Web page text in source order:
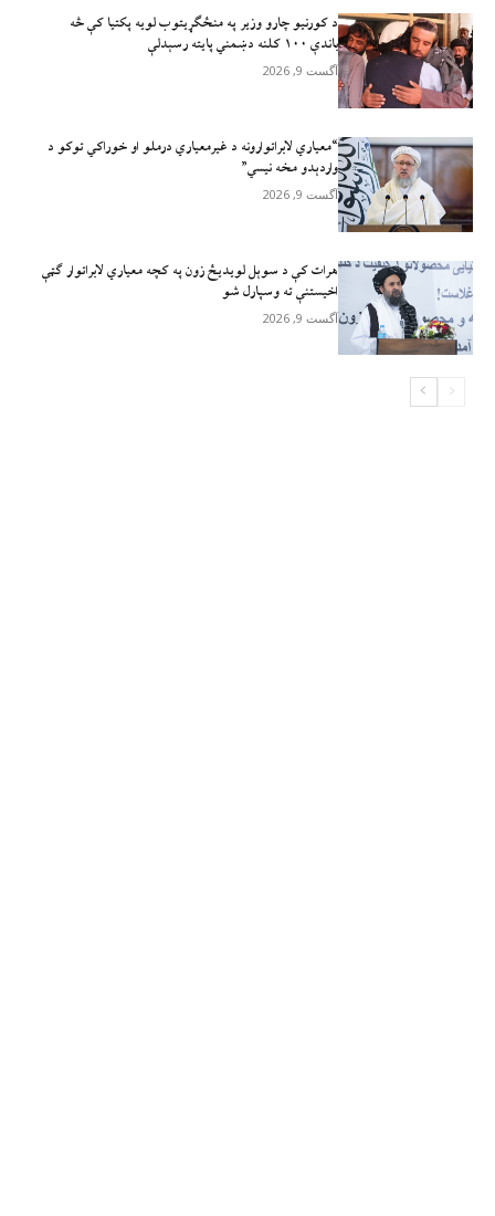
د کورنیو چارو وزیر په منځګړیتوب لویه پکتیا کې څه
باندې ۱۰۰ کلنه دښمني پایته رسېدلې
آگست 9, 2026
“معیاري لابراتوارونه د غیرمعیاري درملو او خوراکي توکو د
واردېدو مخه نیسي”
آگست 9, 2026
هرات کې د سوېل ‌لویدیځ زون په کچه معیاري لابراتوار ګټې
اخیستنې ته وسپارل شو
آگست 9, 2026